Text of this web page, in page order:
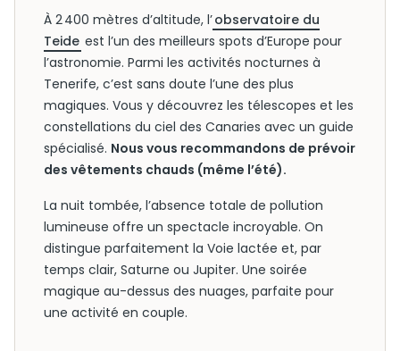
À 2 400 mètres d’altitude, l’observatoire du
Teide est l’un des meilleurs spots d’Europe pour
l’astronomie. Parmi les activités nocturnes à
Tenerife, c’est sans doute l’une des plus
magiques. Vous y découvrez les télescopes et les
constellations du ciel des Canaries avec un guide
spécialisé. Nous vous recommandons de prévoir
des vêtements chauds (même l’été).
La nuit tombée, l’absence totale de pollution
lumineuse offre un spectacle incroyable. On
distingue parfaitement la Voie lactée et, par
temps clair, Saturne ou Jupiter. Une soirée
magique au-dessus des nuages, parfaite pour
une activité en couple.